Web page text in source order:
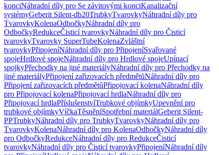
konciNáhradní díly pro Se závitovými konciKanalizační
systémyGeberit Silent-db20TrubkyTvarovkyNáhradní díly pro
TvarovkyKolenaOdbočkyNáhradní díly pro
OdbočkyRedukceČisticí tvarovkyNáhradní díly pro Čisticí
tvarovkyTvarovky SuperTubeKolenaZvláštní
tvarovkyPřipojeníNáhradní díly pro PřipojeníSvařované
spojeHrdlové spojeNáhradní díly pro Hrdlové spojeUpínací
spojkyPřechodky na jiné materiályNáhradní díly pro Přechodky na
jiné materiályPřipojení zařizovacích předmětůNáhradní díly pro
Připojení zařizovacích předmětůPřipojovací kolenaNáhradní díly
pro Připojovací kolenaPřipojovací hrdlaNáhradní díly pro
Připojovací hrdlaPříslušenstvíTrubkové objímkyUpevnění pro
trubkové objímkyVíčkaTěsněníSpotřební materiálGeberit Silent-
PPTrubkyNáhradní díly pro TrubkyTvarovkyNáhradní díly pro
TvarovkyKolenaNáhradní díly pro KolenaOdbočkyNáhradní díly
pro OdbočkyRedukceNáhradní díly pro RedukceČisticí
tvarovkyNáhradní díly pro Čisticí tvarovkyPřipojeníNáhradní díly